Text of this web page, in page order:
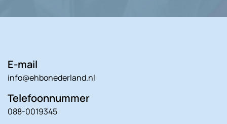
E-mail
info@ehbonederland.nl
Telefoonnummer
088-0019345